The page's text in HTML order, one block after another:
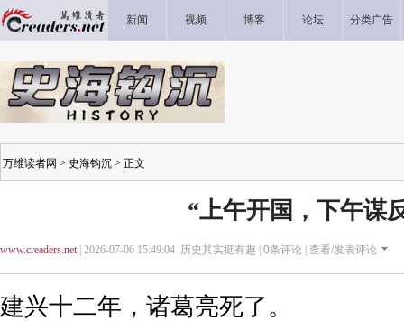
新闻 视频 博客 论坛 分类广告
万维读者网 > 史海钩沉 > 正文
“上午开国，下午谋
www.creaders.net| 2026-07-06 15:49:04 历史其实挺有趣 | 0条评论 | 查看/发表评论
建兴十二年，诸葛亮死了。